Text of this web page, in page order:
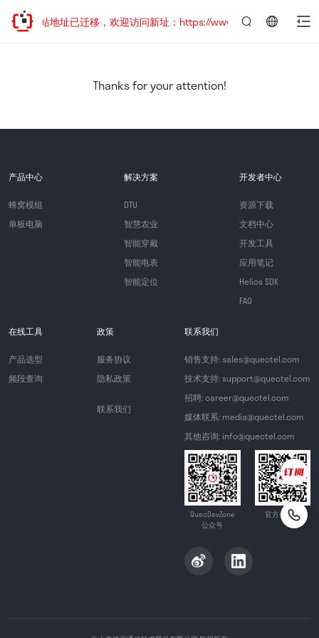
网站地址已迁移，欢迎访问新址：https://www.quectel.com.cn
Thanks for your attention!
产品中心
蜂窝模组
单板电脑
解决方案
DTU
智慧农业
智能穿戴
智能电表
智能定位
开发者中心
资源下载
文档中心
开发工具
应用笔记
Helios SDK
FAQ
在线工具
产品选型
频段查询
政策
服务协议
隐私政策
联系我们
联系我们
销售支持: sales@quectel.com
技术支持: support@quectel.com
招聘: career@quectel.com
媒体联系: media@quectel.com
其他咨询: info@quectel.com
QuecDevZone
公众号
官方公众号